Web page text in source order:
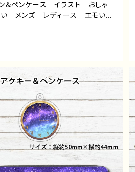
＆ペンケース イラスト おしゃ
メンズ レディース エモい
性的 綺麗 人気 イラストレー
イター 絵師 オリジナル デザ
タイトル：星夜セット（シャープペ